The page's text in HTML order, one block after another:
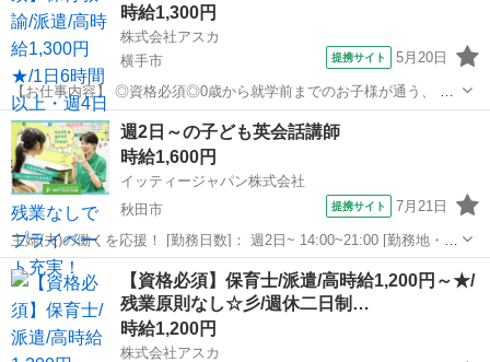
時給1,300円
株式会社アスカ
横手市
提携サイト 5月20日
【お仕事内容】 ◎資格必須◎0歳から就学前までのお子様が通う、 地
域に親しまれている認定こども園です◎ 一人ひとりの個性を大切にす
る方針で、 落ち着いた環境でお仕事ができます☆彡 お仕事内容は、 ●
お子様の遊びの見守りや...
秋田 横手市 保育士
週2日～の子ども英会話講師
時給1,600円
イッティージャパン株式会社
秋田市
提携サイト 7月21日
主婦(夫)の働くを応援！ [勤務日数]： 週2日~ 14:00~21:00 [勤務地・最
寄駅]： 秋田県秋田市新屋元町19-25 1階 ペッピーキッズクラブ 新
屋教室 新屋(秋田県)駅徒歩12分 [職種名]：子ども英...
秋田 その他
【資格必須】保育士/派遣/高時給1,200円～★/
残業原則なし☆彡/週休二日制…
時給1,200円
株式会社アスカ